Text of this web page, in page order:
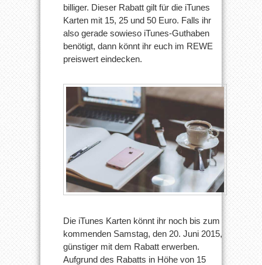
Prozent
günstiger
billiger. Dieser Rabatt gilt für die iTunes
Karten mit 15, 25 und 50 Euro. Falls ihr
also gerade sowieso iTunes-Guthaben
benötigt, dann könnt ihr euch im REWE
preiswert eindecken.
Die iTunes Karten könnt ihr noch bis zum
kommenden Samstag, den 20. Juni 2015,
günstiger mit dem Rabatt erwerben.
Aufgrund des Rabatts in Höhe von 15